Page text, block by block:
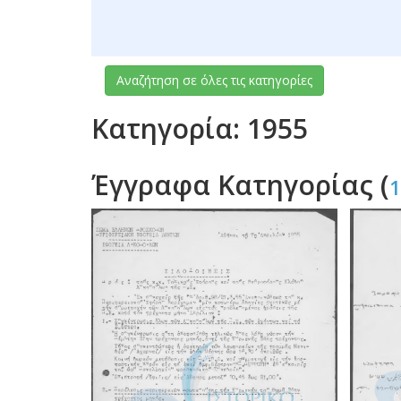
Αναζήτηση σε όλες τις κατηγορίες
Κατηγορία: 1955
Έγγραφα Κατηγορίας (